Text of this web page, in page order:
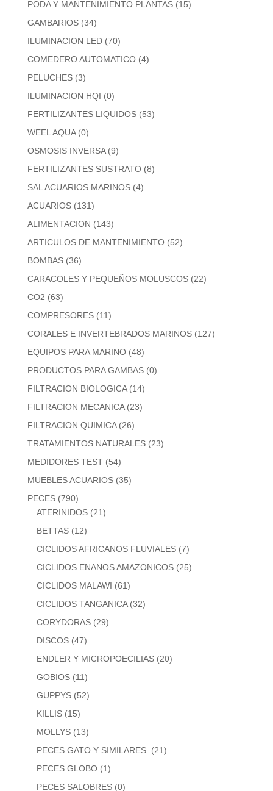
PODA Y MANTENIMIENTO PLANTAS (15)
GAMBARIOS (34)
ILUMINACION LED (70)
COMEDERO AUTOMATICO (4)
PELUCHES (3)
ILUMINACION HQI (0)
FERTILIZANTES LIQUIDOS (53)
WEEL AQUA (0)
OSMOSIS INVERSA (9)
FERTILIZANTES SUSTRATO (8)
SAL ACUARIOS MARINOS (4)
ACUARIOS (131)
ALIMENTACION (143)
ARTICULOS DE MANTENIMIENTO (52)
BOMBAS (36)
CARACOLES Y PEQUEÑOS MOLUSCOS (22)
CO2 (63)
COMPRESORES (11)
CORALES E INVERTEBRADOS MARINOS (127)
EQUIPOS PARA MARINO (48)
PRODUCTOS PARA GAMBAS (0)
FILTRACION BIOLOGICA (14)
FILTRACION MECANICA (23)
FILTRACION QUIMICA (26)
TRATAMIENTOS NATURALES (23)
MEDIDORES TEST (54)
MUEBLES ACUARIOS (35)
PECES (790)
ATERINIDOS (21)
BETTAS (12)
CICLIDOS AFRICANOS FLUVIALES (7)
CICLIDOS ENANOS AMAZONICOS (25)
CICLIDOS MALAWI (61)
CICLIDOS TANGANICA (32)
CORYDORAS (29)
DISCOS (47)
ENDLER Y MICROPOECILIAS (20)
GOBIOS (11)
GUPPYS (52)
KILLIS (15)
MOLLYS (13)
PECES GATO Y SIMILARES. (21)
PECES GLOBO (1)
PECES SALOBRES (0)